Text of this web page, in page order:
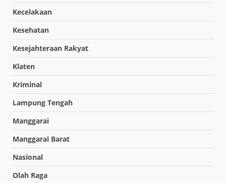
Kecelakaan
Kesehatan
Kesejahteraan Rakyat
Klaten
Kriminal
Lampung Tengah
Manggarai
Manggarai Barat
Nasional
Olah Raga